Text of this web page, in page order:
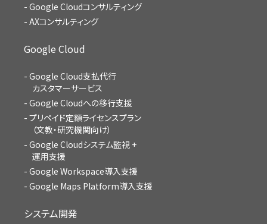
Google Cloudコンサルティング
AXコンサルティング
Google Cloud
Google Cloud支払代行
カスタマーサービス
Google Cloudへの移行支援
プリペイド定額ライセンスプラン
（文教・研究機関向け）
Google Cloudシステム監視 +
運用支援
Google Workspace導入支援
Google Maps Platform導入支援
システム開発